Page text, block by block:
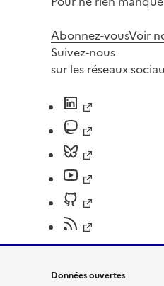
Abonnez-vousVoir
Suivez-nous
sur les réseaux
Données ouvertes